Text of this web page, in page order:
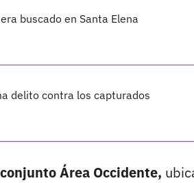
buscado en Santa Elena
delito contra los capturados
Área Occidente,